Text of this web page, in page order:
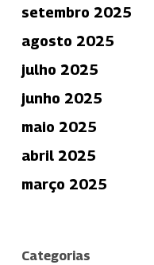
setembro 2025
agosto 2025
julho 2025
junho 2025
maio 2025
abril 2025
março 2025
Categorias